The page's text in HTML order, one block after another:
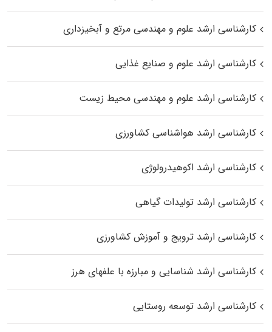
کارشناسی ارشد علوم و مهندسی مرتع و آبخیزداری
کارشناسی ارشد علوم و صنایع غذایی
کارشناسی ارشد علوم و مهندسی محیط زیست
کارشناسی ارشد هواشناسی کشاورزی
کارشناسی ارشد اکوهیدرولوژی
کارشناسی ارشد تولیدات گیاهی
کارشناسی ارشد ترویج و آموزش کشاورزی
کارشناسی ارشد شناسایی و مبارزه با علفهای هرز
کارشناسی ارشد توسعه روستایی